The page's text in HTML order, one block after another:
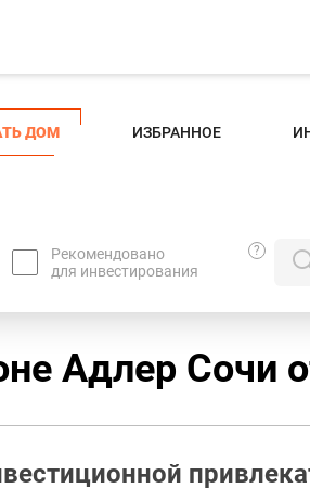
ДОМ ИЗБРАННОЕ
Рекомендовано
для инвестирования
?
Адлер Сочи